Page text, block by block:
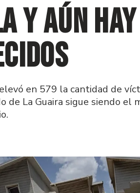
y aún
en 579 la cantidad de
de La Guaira sigue siendo el